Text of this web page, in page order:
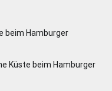
beim Hamburger
Küste beim Hamburger